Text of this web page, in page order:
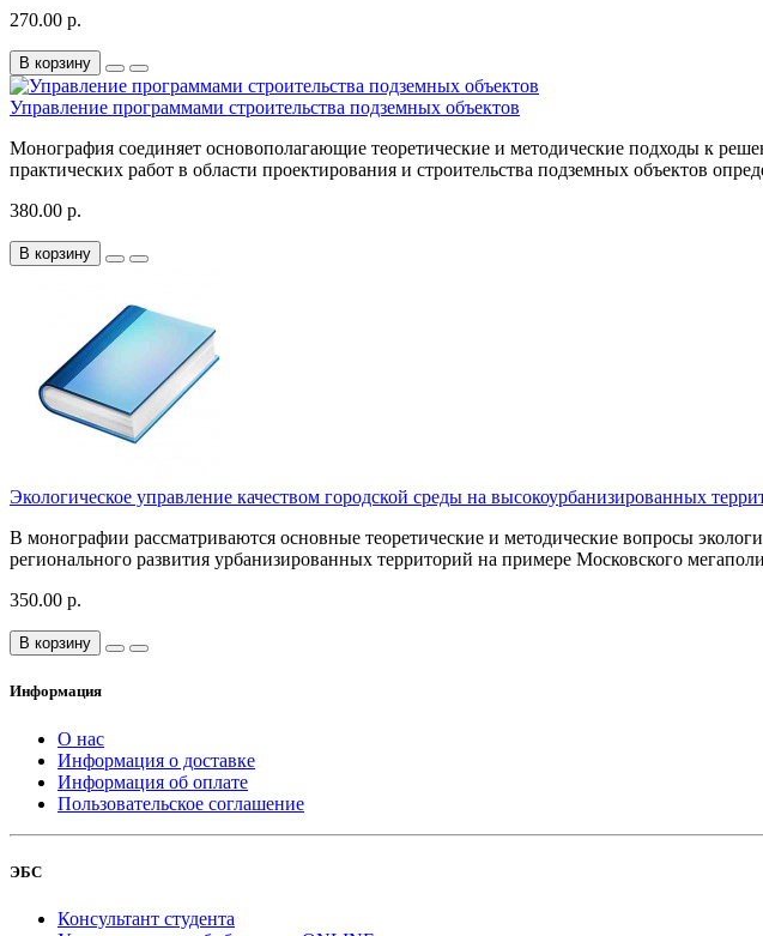
270.00 р.
В корзину
Управление программами строительства подземных объектов
Монография соединяет основополагающие теоретические и методические подходы к
практических работ в области проектирования и строительства подземных объектов
380.00 р.
В корзину
Экологическое управление качеством городской среды на высокоурбанизированных
В монографии рассматриваются основные теоретические и методические вопросы
регионального развития урбанизированных территорий на примере Московского
350.00 р.
В корзину
Информация
О нас
Информация о доставке
Информация об оплате
Пользовательское соглашение
ЭБС
Консультант студента